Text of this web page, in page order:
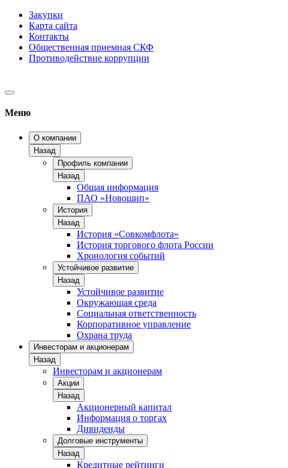
Закупки
Карта сайта
Контакты
Общественная приемная СКФ
Противодействие коррупции
Меню
О компании
Назад
Профиль компании
Назад
Общая информация
ПАО «Новошип»
История
Назад
История «Совкомфлота»
История торгового флота России
Хронология событий
Устойчивое развитие
Назад
Устойчивое развитие
Окружающая среда
Социальная ответственность
Корпоративное управление
Охрана труда
Инвесторам и акционерам
Назад
Инвесторам и акционерам
Акции
Назад
Акционерный капитал
Информация о торгах
Дивиденды
Долговые инструменты
Назад
Кредитные рейтинги